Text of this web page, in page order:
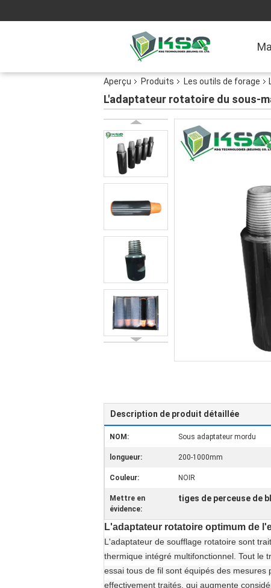
Aperçu Produits Les outils de forage
L'adaptateur rotatoire du sous-
Description de produit détaillée
NOM: Sous adaptateur mordu
longueur: 200-1000mm
Couleur: NOIR
Mettre en
évidence:
tiges de perceuse de
L'adaptateur rotatoire optimum de
L'adaptateur de soufflage rotatoire sont
thermique intégré multifonctionnel. Tout le
essai tous de fil sont équipés des
effectivement traités, qui augmente